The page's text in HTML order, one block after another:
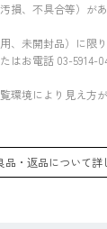
損、不具合等）が
、未開封品）に限
はお電話 03-5914-
環境により見え方
品・返品について詳